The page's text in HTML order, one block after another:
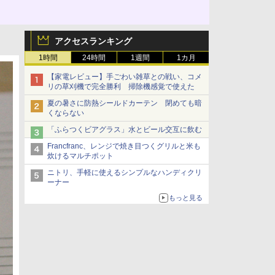
アクセスランキング
1時間 24時間 1週間 1カ月
【家電レビュー】手ごわい雑草との戦い、コメ
リの草刈機で完全勝利 掃除機感覚で使えた
夏の暑さに防熱シールドカーテン 閉めても暗
くならない
「ふらつくビアグラス」水とビール交互に飲む
Francfranc、レンジで焼き目つくグリルと米も
炊けるマルチポット
ニトリ、手軽に使えるシンプルなハンディクリ
ーナー
もっと見る